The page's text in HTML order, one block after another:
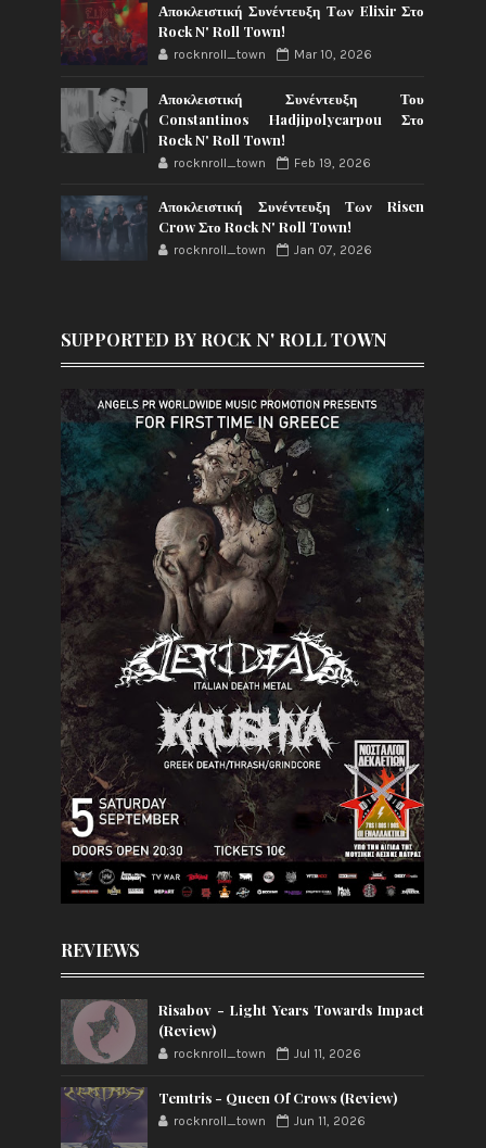
Αποκλειστική Συνέντευξη Των Elixir Στο
Rock N' Roll Town!
rocknroll_town Mar 10, 2026
Αποκλειστική Συνέντευξη Του
Constantinos Hadjipolycarpou Στο
Rock N' Roll Town!
rocknroll_town Feb 19, 2026
Αποκλειστική Συνέντευξη Των Risen
Crow Στο Rock N' Roll Town!
rocknroll_town Jan 07, 2026
SUPPORTED BY ROCK N' ROLL TOWN
REVIEWS
Risabov - Light Years Towards Impact
(Review)
rocknroll_town Jul 11, 2026
Temtris - Queen Of Crows (Review)
rocknroll_town Jun 11, 2026